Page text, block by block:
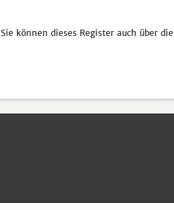
Sie können dieses Register auch über die